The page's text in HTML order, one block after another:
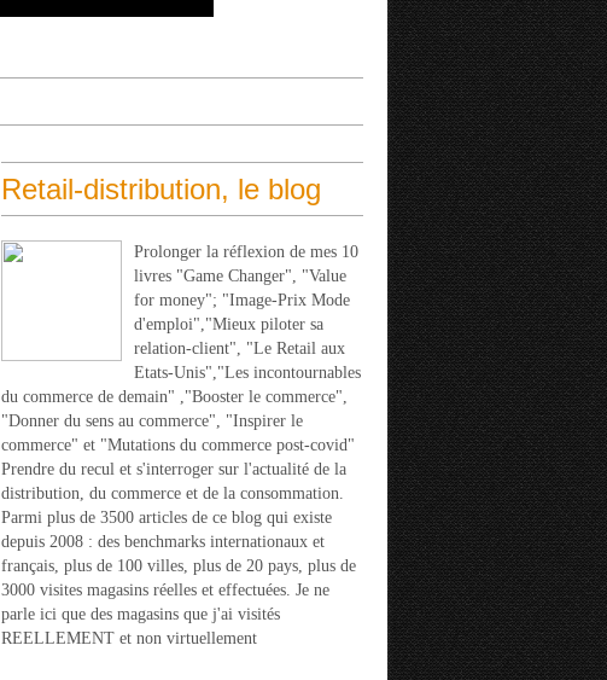
Retail-distribution, le blog
Prolonger la réflexion de mes 10
livres "Game Changer", "Value
for money"; "Image-Prix Mode
d'emploi","Mieux piloter sa
relation-client", "Le Retail aux
Etats-Unis","Les incontournables
du commerce de demain" ,"Booster le commerce",
"Donner du sens au commerce", "Inspirer le
commerce" et "Mutations du commerce post-covid"
Prendre du recul et s'interroger sur l'actualité de la
distribution, du commerce et de la consommation.
Parmi plus de 3500 articles de ce blog qui existe
depuis 2008 : des benchmarks internationaux et
français, plus de 100 villes, plus de 20 pays, plus de
3000 visites magasins réelles et effectuées. Je ne
parle ici que des magasins que j'ai visités
REELLEMENT et non virtuellement